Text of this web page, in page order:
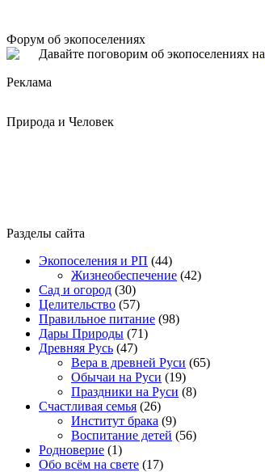
Форум об экопоселениях
Давайте поговорим об экопоселениях на
Реклама
Природа и Человек
Разделы сайта
Экопоселения и РП (44)
Жизнеобеспечение (42)
Сад и огород (30)
Целительство (57)
Правильное питание (98)
Дары Природы (71)
Древняя Русь (47)
Вера в древней Руси (65)
Обычаи на Руси (19)
Праздники на Руси (8)
Счастливая семья (26)
Институт брака (9)
Воспитание детей (56)
Родноверие (1)
Обо всём на свете (17)